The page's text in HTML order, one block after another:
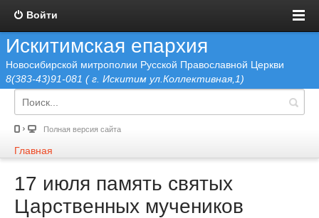
Войти
Искитимская епархия
Новосибирской митрополии Русской Православной Церкви
8(383-43)91-081 ( г. Искитим ул.Коллективная,1)
Полная версия сайта
Главная
17 июля память святых
Царственных мучеников